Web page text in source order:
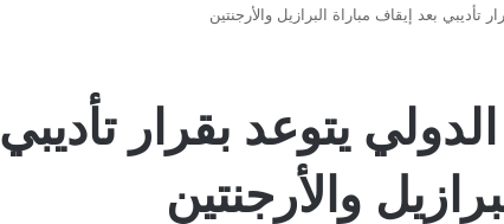
تأديبي بعد إيقاف مباراة البرازيل والأرجنتين
يتوعد بقرار تأديبي
والأرجنتين